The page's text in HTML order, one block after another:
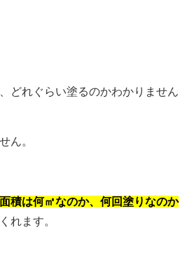
どれぐらい塗るのかわかりません
ん。
積は何㎡なのか、何回塗りなのか
れます。